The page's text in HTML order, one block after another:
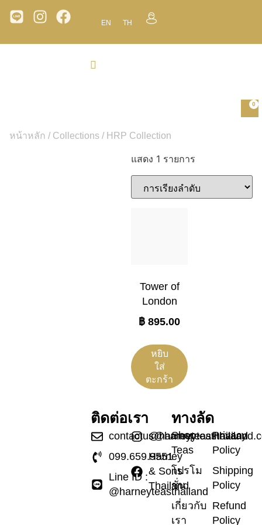
EN TH
0
หน้าหลัก / Collections / HRP Collection
แสดง 1 รายการ
Tower of
London
฿ 895.00
หยิบ
ใส่
ตะกร้า
ทางลัด
Shop
Teas
โปรโม
ชั่น
เกี่ยวกับ
เรา
Privacy
Policy
Shipping
Policy
Refund
Policy
ติดต่อเรา
099.659.9551
Line ID :
@harneyteasthailand
@harneyteasthailand
Harney
& Sons
Thailand